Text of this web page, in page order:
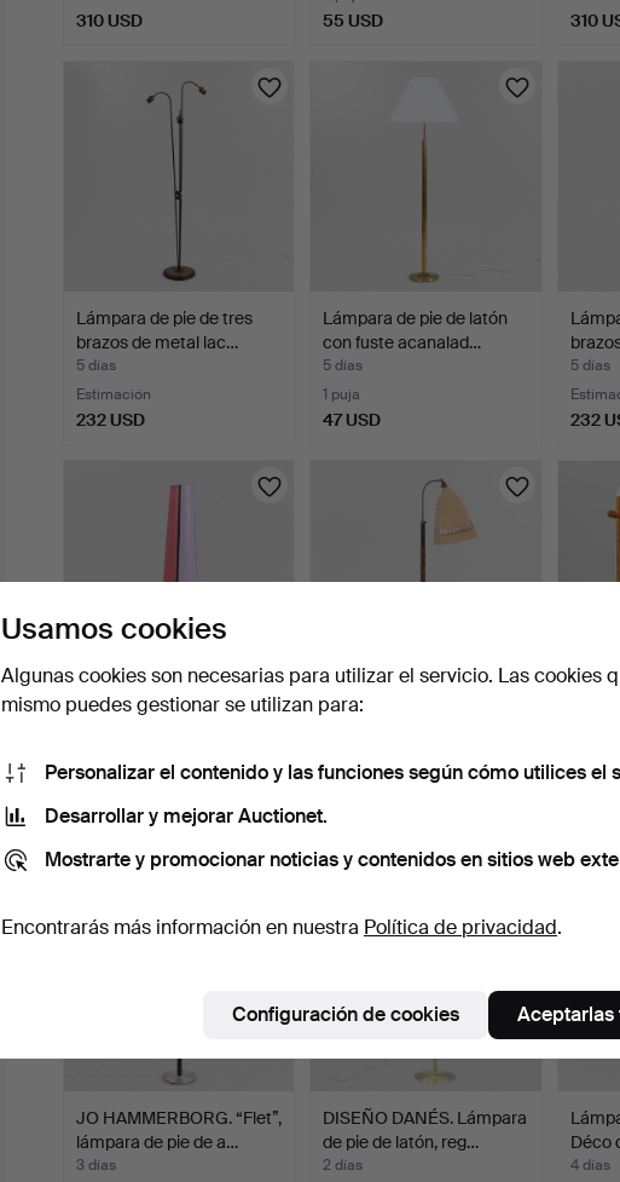
310 USD 55 USD 310
Lámpara de pie de tres
brazos de metal lac…
5 días
Estimación
232 USD
Lámpara de pie de latón
con fuste acanalad…
5 días
1 puja
47 USD
5 días
232
Lámpara de pie de tres
5 días
186 USD
Lámpara de pie de altura
5 días
93 USD
3 días
JO HAMMERBORG. “Flet”,
lámpara de pie de a…
3 días
DISEÑO DANÉS. Lámpara
de pie de latón, reg…
2 días
Déco
4 días
Usamos cookies
Algunas cookies son necesarias para utilizar el servicio. Las cookies
mismo puedes gestionar se utilizan para:
Personalizar el contenido y las funciones según cómo utilices el
Desarrollar y mejorar Auctionet.
Mostrarte y promocionar noticias y contenidos en sitios web
Encontrarás más información en nuestra Política de privacidad.
Configuración de cookies Aceptarlas